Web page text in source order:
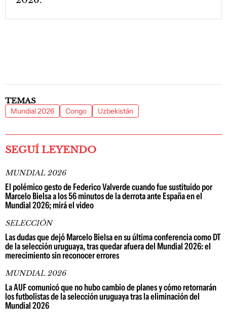
TEMAS
Mundial 2026 Congo Uzbekistán
SEGUÍ LEYENDO
MUNDIAL 2026
El polémico gesto de Federico Valverde cuando fue sustituido por
Marcelo Bielsa a los 56 minutos de la derrota ante España en el
Mundial 2026; mirá el video
SELECCIÓN
Las dudas que dejó Marcelo Bielsa en su última conferencia como DT
de la selección uruguaya, tras quedar afuera del Mundial 2026: el
merecimiento sin reconocer errores
MUNDIAL 2026
La AUF comunicó que no hubo cambio de planes y cómo retornarán
los futbolistas de la selección uruguaya tras la eliminación del
Mundial 2026